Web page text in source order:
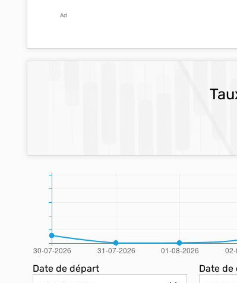
Ad
Date de départ Date